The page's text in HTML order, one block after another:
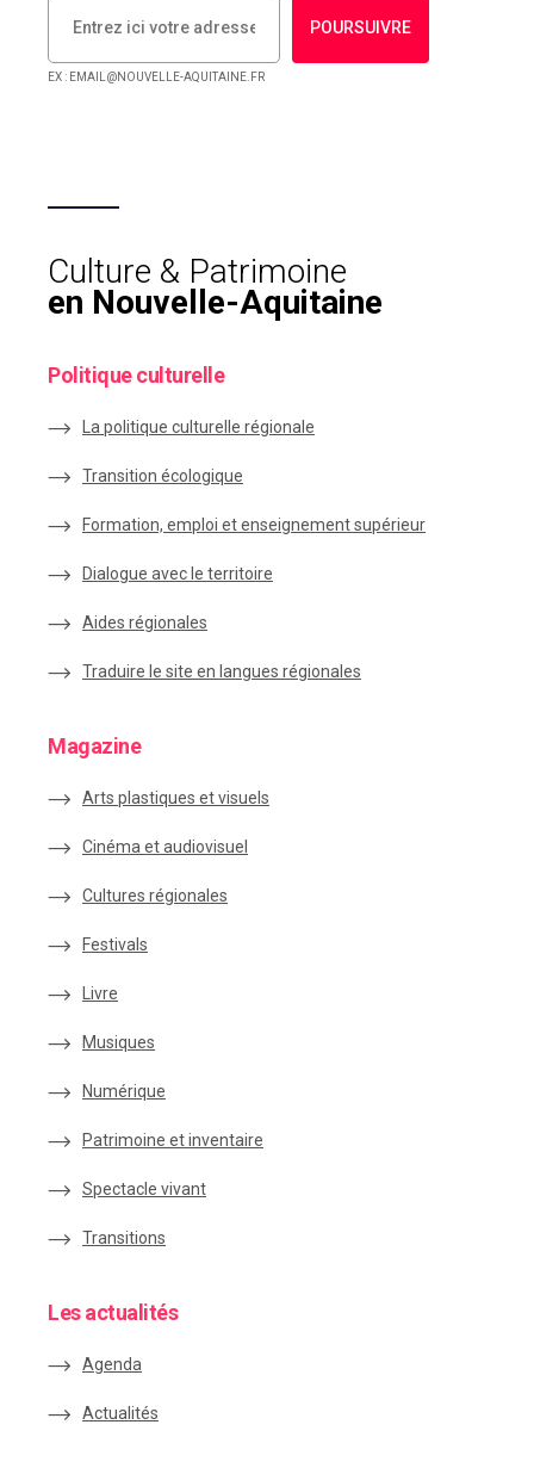
POURSUIVRE
EX : EMAIL@NOUVELLE-AQUITAINE.FR
Culture & Patrimoine
en Nouvelle-Aquitaine
Politique culturelle
La politique culturelle régionale
Transition écologique
Formation, emploi et enseignement supérieur
Dialogue avec le territoire
Aides régionales
Traduire le site en langues régionales
Magazine
Arts plastiques et visuels
Cinéma et audiovisuel
Cultures régionales
Festivals
Livre
Musiques
Numérique
Patrimoine et inventaire
Spectacle vivant
Transitions
Les actualités
Agenda
Actualités